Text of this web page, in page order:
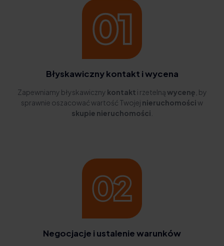
Błyskawiczny kontakt i wycena
Zapewniamy błyskawiczny kontakt i rzetelnąwycenę , by
sprawnie oszacować wartość Twojej nieruchomościw
skupie nieruchomości
Negocjacje i ustalenie warunków